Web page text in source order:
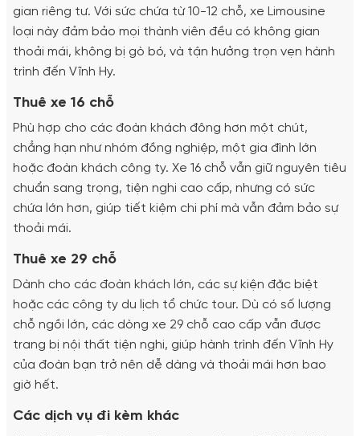
gian riêng tư. Với sức chứa từ 10-12 chỗ, xe Limousine
loại này đảm bảo mọi thành viên đều có không gian
thoải mái, không bị gò bó, và tận hưởng trọn vẹn hành
trình đến Vĩnh Hy.
Thuê xe 16 chỗ
Phù hợp cho các đoàn khách đông hơn một chút,
chẳng hạn như nhóm đồng nghiệp, một gia đình lớn
hoặc đoàn khách công ty. Xe 16 chỗ vẫn giữ nguyên tiêu
chuẩn sang trọng, tiện nghi cao cấp, nhưng có sức
chứa lớn hơn, giúp tiết kiệm chi phí mà vẫn đảm bảo sự
thoải mái.
Thuê xe 29 chỗ
Dành cho các đoàn khách lớn, các sự kiện đặc biệt
hoặc các công ty du lịch tổ chức tour. Dù có số lượng
chỗ ngồi lớn, các dòng xe 29 chỗ cao cấp vẫn được
trang bị nội thất tiện nghi, giúp hành trình đến Vĩnh Hy
của đoàn bạn trở nên dễ dàng và thoải mái hơn bao
giờ hết.
Các dịch vụ đi kèm khác